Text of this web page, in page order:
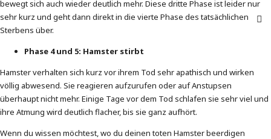
bewegt sich auch wieder deutlich mehr. Diese dritte Phase ist leider nur
sehr kurz und geht dann direkt in die vierte Phase des tatsächlichen
Sterbens über.
Phase 4 und 5: Hamster stirbt
Hamster verhalten sich kurz vor ihrem Tod sehr apathisch und wirken
völlig abwesend. Sie reagieren aufzurufen oder auf Anstupsen
überhaupt nicht mehr. Einige Tage vor dem Tod schlafen sie sehr viel und
ihre Atmung wird deutlich flacher, bis sie ganz aufhört.
Wenn du wissen möchtest, wo du deinen toten Hamster beerdigen